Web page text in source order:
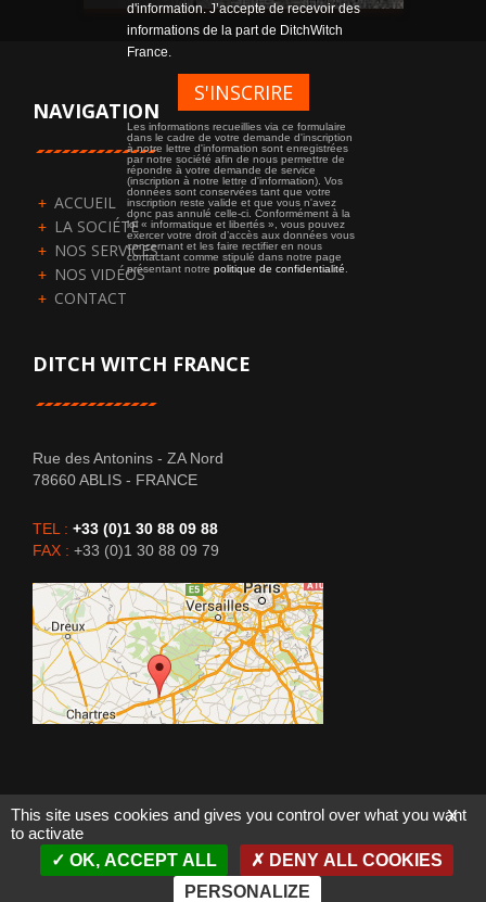
d'information. J’accepte de recevoir des
informations de la part de DitchWitch
France.
Les informations recueillies via ce formulaire
dans le cadre de votre demande d'inscription
à notre lettre d'information sont enregistrées
par notre société afin de nous permettre de
répondre à votre demande de service
(inscription à notre lettre d'information). Vos
données sont conservées tant que votre
inscription reste valide et que vous n'avez
donc pas annulé celle-ci. Conformément à la
loi « informatique et libertés », vous pouvez
exercer votre droit d’accès aux données vous
concernant et les faire rectifier en nous
contactant comme stipulé dans notre page
présentant notre politique de confidentialité.
NAVIGATION
ACCUEIL
LA SOCIÉTÉ
NOS SERVICES
NOS VIDÉOS
CONTACT
DITCH WITCH FRANCE
Rue des Antonins - ZA Nord
78660ABLIS - FRANCE
TEL : +33 (0)1 30 88 09 88
FAX : +33 (0)1 30 88 09 79
DitchWitch France 2015 - - Tous droits réservés
Mentions légales
Politique de confidentialité Crédits Plan du site
X
This site uses cookies and gives you control over what you want
to activate
OK, ACCEPT ALL
DENY ALL COOKIES
PERSONALIZE